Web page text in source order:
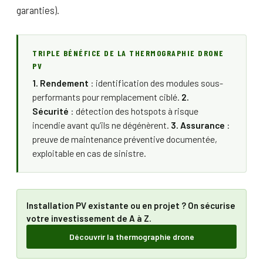
garanties).
TRIPLE BÉNÉFICE DE LA THERMOGRAPHIE DRONE
PV
1. Rendement : identification des modules sous-
performants pour remplacement ciblé. 2.
Sécurité : détection des hotspots à risque
incendie avant qu’ils ne dégénèrent. 3. Assurance :
preuve de maintenance préventive documentée,
exploitable en cas de sinistre.
Installation PV existante ou en projet ? On sécurise
votre investissement de A à Z.
Découvrir la thermographie drone